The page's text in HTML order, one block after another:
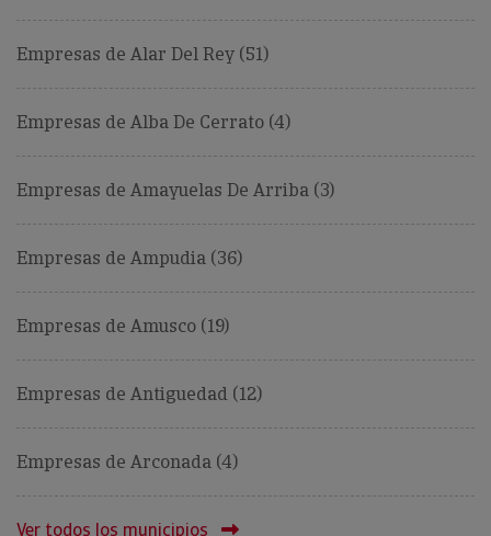
Empresas de Alar Del Rey (51)
Empresas de Alba De Cerrato (4)
Empresas de Amayuelas De Arriba (3)
Empresas de Ampudia (36)
Empresas de Amusco (19)
Empresas de Antiguedad (12)
Empresas de Arconada (4)
Ver todos los municipios